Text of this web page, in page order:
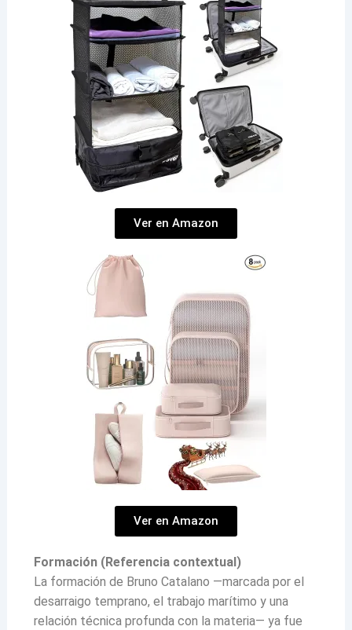
Ver en Amazon
Ver en Amazon
Formación (Referencia contextual)
La formación de Bruno Catalano —marcada por el
desarraigo temprano, el trabajo marítimo y una
relación técnica profunda con la materia— ya fue